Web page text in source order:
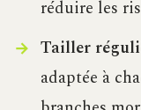
réduire les
Tailler
adaptée à